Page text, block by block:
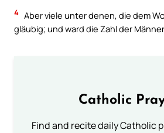
4 Aber viele unter denen, die dem
gläubig; und ward die Zahl der
Catholic
Find and recite daily Catholic